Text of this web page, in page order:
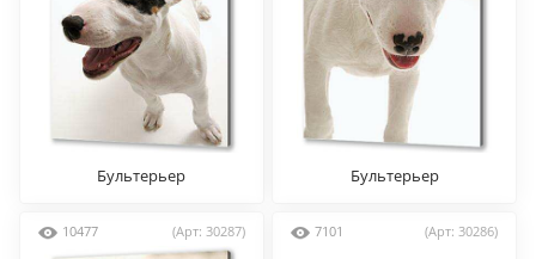
Бультерьер Бультерьер
10477 (Арт: 30287) 7101 (Арт: 30286)